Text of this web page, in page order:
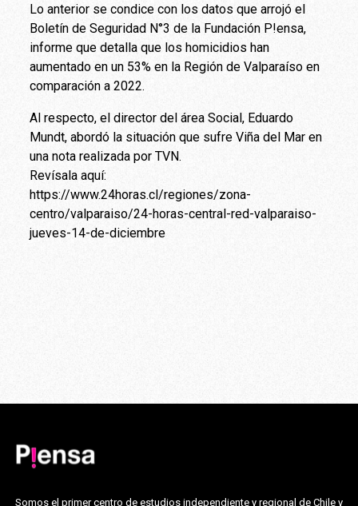
Lo anterior se condice con los datos que arrojó el
Boletín de Seguridad N°3 de la Fundación P!ensa,
informe que detalla que los homicidios han
aumentado en un 53% en la Región de Valparaíso en
comparación a 2022.
Al respecto, el director del área Social, Eduardo
Mundt, abordó la situación que sufre Viña del Mar en
una nota realizada por TVN.
Revísala aquí:
https://www.24horas.cl/regiones/zona-
centro/valparaiso/24-horas-central-red-valparaiso-
jueves-14-de-diciembre
Somos el primer centro de estudios independiente y regional de Chile y